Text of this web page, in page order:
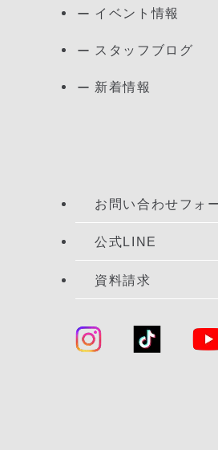
イベント情報
スタッフブログ
新着情報
お問い合わせフォ
公式LINE
資料請求